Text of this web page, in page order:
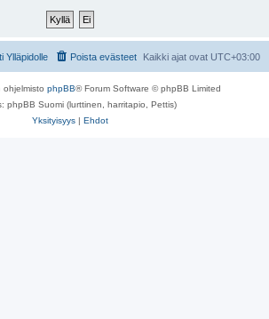
Kaikki ajat ovat UTC+03:00
Poista evästeet
Ylläpidolle
ohjelmisto phpBB® Forum Software © phpBB Limited
phpBB Suomi (lurttinen, harritapio, Pettis)
Yksityisyys | Ehdot